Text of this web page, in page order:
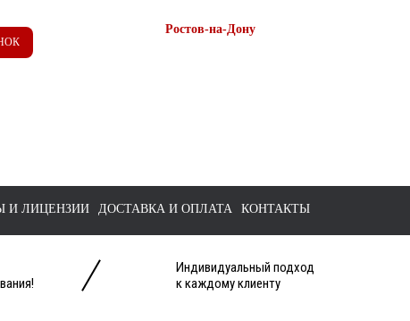
Ростов-на-Дону
И ЛИЦЕНЗИИ ДОСТАВКА И ОПЛАТА КОНТАКТЫ
Индивидуальный подход
к каждому клиенту